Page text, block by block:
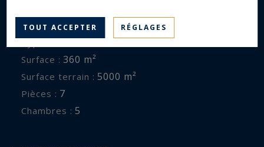
DESCRIPTION GÉNÉRALE
Villa
Surface : 360 m²
Surface terrain : 5000 m²
Pièces : 7
Chambres : 5
TOUT ACCEPTER RÉGLAGES